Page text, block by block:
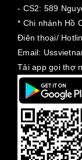
- CS2: 589
* Chi nhánh Hồ
Điên thoại/
Email:
Tải app gọi thợ